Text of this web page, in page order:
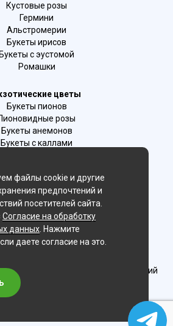
Кустовые розы
Гермини
Альстромерии
Букеты ирисов
Букеты с эустомой
Ромашки
цветы
Букеты пионов
розы
Букеты анемонов
Букеты с каллами
Лаванда
Гиацинты
соц. сетях:
пер., 28/1 (цветочный салон)
2012-2026
ИП Рыжков Евгений
Вячеславович
ОГРН 325547600130383
файлы cookie и другие
предпочтений и
посетителей сайта.
Согласие на обработку
данных . Нажмите
даете согласие на это.